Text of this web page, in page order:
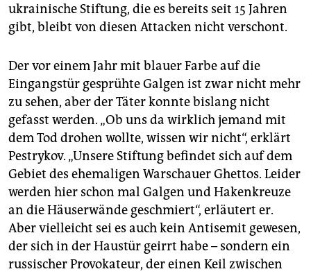
ukrainische Stiftung, die es bereits seit 15 Jahren
gibt, bleibt von diesen Attacken nicht verschont.
Der vor einem Jahr mit blauer Farbe auf die
Eingangstür gesprühte Galgen ist zwar nicht mehr
zu sehen, aber der Täter konnte bislang nicht
gefasst werden. „Ob uns da wirklich jemand mit
dem Tod drohen wollte, wissen wir nicht“, erklärt
Pestrykov. „Unsere Stiftung befindet sich auf dem
Gebiet des ehemaligen Warschauer Ghettos. Leider
werden hier schon mal Galgen und Hakenkreuze
an die Häuserwände geschmiert“, erläutert er.
Aber vielleicht sei es auch kein Antisemit gewesen,
der sich in der Haustür geirrt habe – sondern ein
russischer Provokateur, der einen Keil zwischen